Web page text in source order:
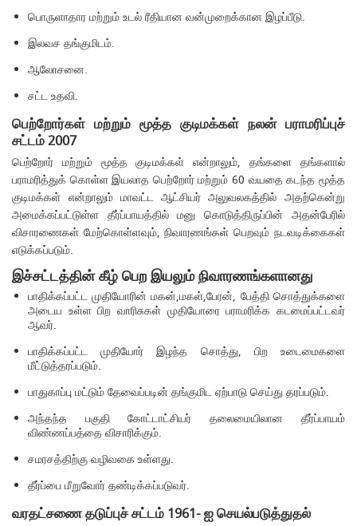
பொருளாதார மற்றும் உடல் ரீதியான வன்முறைக்கான இழப்பீடு.
இலவச தங்குமிடம்.
ஆலோசனை.
சட்ட உதவி.
பெற்றோர்கள் மற்றும் மூத்த குடிமக்கள் நலன் பராமரிப்புச்
சட்டம் 2007
பெற்றோர் மற்றும் மூத்த குடிமக்கள் என்றாலும், தங்களை தங்களால்
பராமரித்துக் கொள்ள இயலாத பெற்றோர் மற்றும் 60 வயதை கடந்த மூத்த
குடிமக்கள் என்றாலும் மாவட்ட ஆட்சியர் அலுவலகத்தில் அதற்கென்று
அமைக்கப்பட்டுள்ள தீர்ப்பாயத்தில் மனு கொடுத்திருப்பின் அதன்பேரில்
விசாரணைகள் மேற்கொள்ளவும், நிவாரணங்கள் பெறவும் நடவடிக்கைகள்
எடுக்கப்படும்.
இச்சட்டத்தின் கீழ் பெற இயலும் நிவாரணங்களானது
பாதிக்கப்பட்ட முதியோரின் மகன்,மகள்,பேரன், பேத்தி சொத்துக்களை
அடைய உள்ள பிற வாரிசுகள் முதியோரை பராமரிக்க கடமைப்பட்டவர்
ஆவர்.
பாதிக்கப்பட்ட முதியோர் இழந்த சொத்து, பிற உடைமைகளை
மீட்டுத்தரப்படும்.
பாதுகாப்பு மட்டும் தேவைப்படின் தங்குமிட ஏற்பாடு செய்து தரப்படும்.
அந்தந்த பகுதி கோட்டாட்சியர் தலைமையிலான தீர்ப்பாயம்
விண்ணப்பத்தை விசாரிக்கும்.
சமரசத்திற்கு வழிவகை உள்ளது.
தீர்ப்பை மீறுவோர் தண்டிக்கப்படுவர்.
வரதட்சணை தடுப்புச் சட்டம் 1961- ஐ செயல்படுத்துதல்